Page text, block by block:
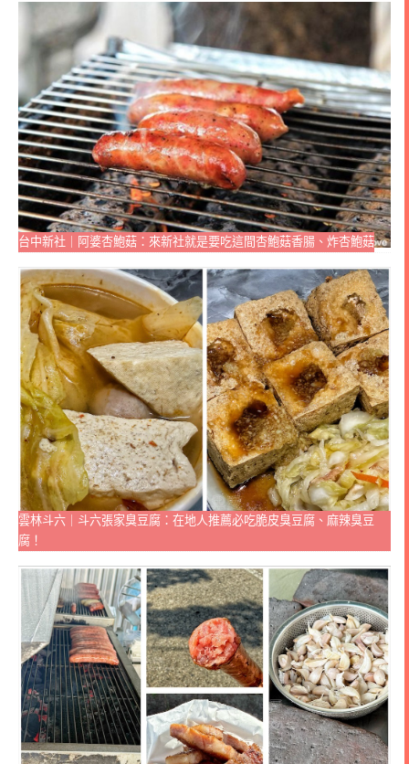
台中新社｜阿婆杏鮑菇：來新社就是要吃這間杏鮑菇香腸、炸杏鮑菇
雲林斗六｜斗六張家臭豆腐：在地人推薦必吃脆皮臭豆腐、麻辣臭豆
腐！